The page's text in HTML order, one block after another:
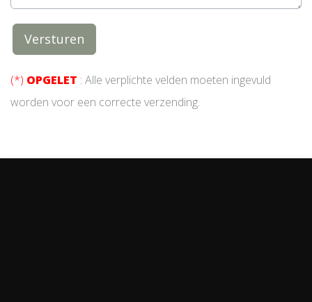
(*) OPGELET : Alle verplichte velden moeten ingevuld
worden voor een correcte verzending.